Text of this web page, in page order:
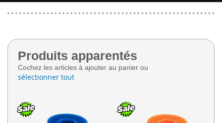
Produits apparentés
Cochez les articles à ajouter au panier ou
sélectionner tout